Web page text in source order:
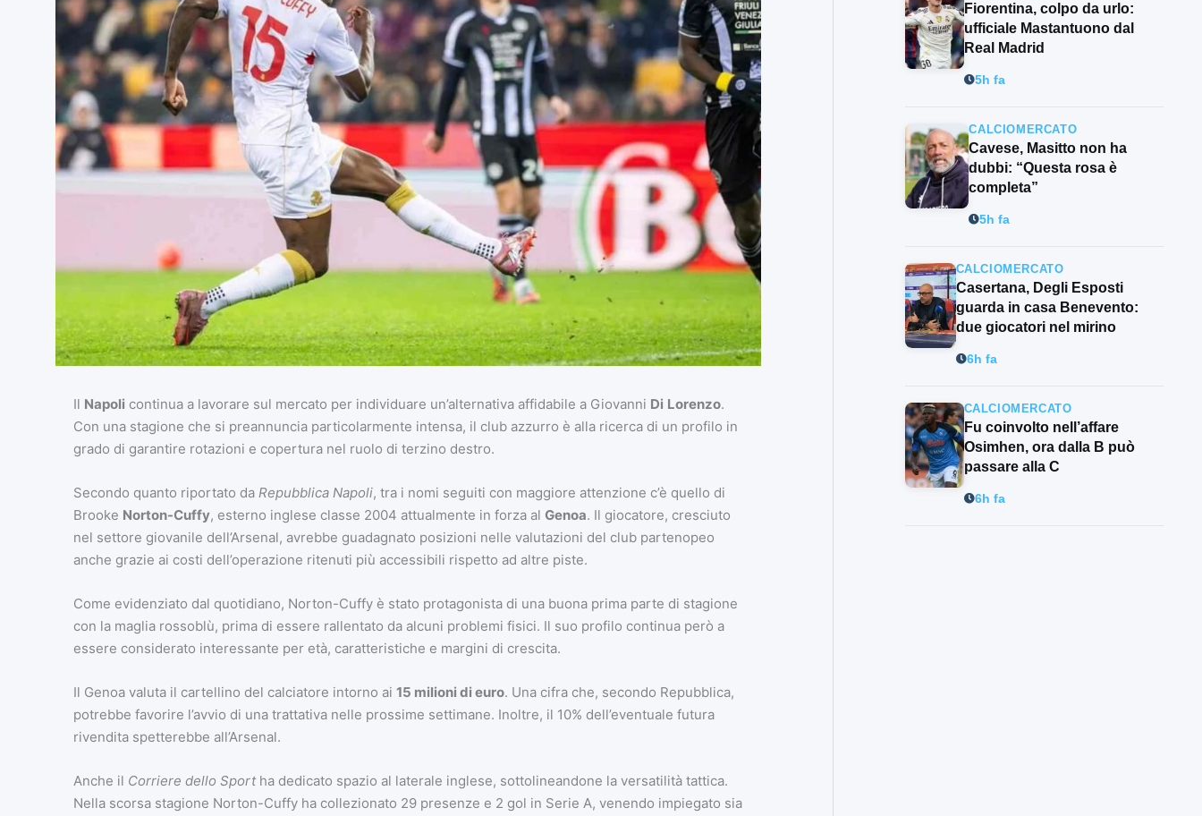
Il Napoli continua a lavorare sul mercato per individuare un’alternativa affidabile a Giovanni Di Lorenzo.
Con una stagione che si preannuncia particolarmente intensa, il club azzurro è alla ricerca di un profilo in
grado di garantire rotazioni e copertura nel ruolo di terzino destro.
Secondo quanto riportato da Repubblica Napoli, tra i nomi seguiti con maggiore attenzione c’è quello di
Brooke Norton-Cuffy, esterno inglese classe 2004 attualmente in forza al Genoa. Il giocatore, cresciuto
nel settore giovanile dell’Arsenal, avrebbe guadagnato posizioni nelle valutazioni del club partenopeo
anche grazie ai costi dell’operazione ritenuti più accessibili rispetto ad altre piste.
Come evidenziato dal quotidiano, Norton-Cuffy è stato protagonista di una buona prima parte di stagione
con la maglia rossoblù, prima di essere rallentato da alcuni problemi fisici. Il suo profilo continua però a
essere considerato interessante per età, caratteristiche e margini di crescita.
Il Genoa valuta il cartellino del calciatore intorno ai 15 milioni di euro. Una cifra che, secondo Repubblica,
potrebbe favorire l’avvio di una trattativa nelle prossime settimane. Inoltre, il 10% dell’eventuale futura
rivendita spetterebbe all’Arsenal.
Anche il Corriere dello Sportha dedicato spazio al laterale inglese, sottolineandone la versatilità tattica.
Nella scorsa stagione Norton-Cuffy ha collezionato 29 presenze e 2 gol in Serie A, venendo impiegato sia
Fiorentina, colpo da urlo:
ufficiale Mastantuono dal
Real Madrid
5h fa
CALCIOMERCATO
Cavese, Masitto non ha
dubbi: “Questa rosa è
completa”
5h fa
CALCIOMERCATO
Casertana, Degli Esposti
guarda in casa Benevento:
due giocatori nel mirino
6h fa
CALCIOMERCATO
Fu coinvolto nell’affare
Osimhen, ora dalla B può
passare alla C
6h fa